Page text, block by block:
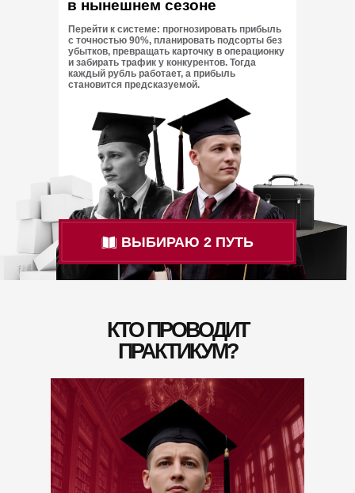
в нынешнем сезоне
Перейти к системе: прогнозировать прибыль
с точностью 90%, планировать подсорты без
убытков, превращать карточку в операционку
и забирать трафик у конкурентов. Тогда
каждый рубль работает, а прибыль
становится предсказуемой.
ВЫБИРАЮ 2 ПУТЬ
КТО ПРОВОДИТ
ПРАКТИКУМ?